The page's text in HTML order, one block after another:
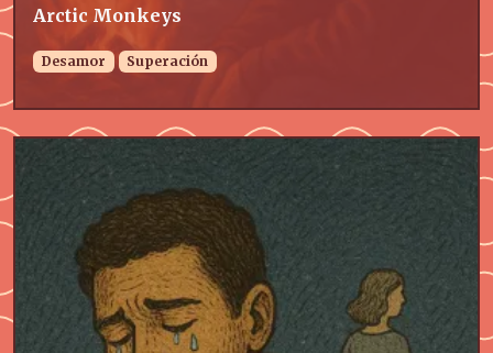
Arctic Monkeys
Desamor Superación